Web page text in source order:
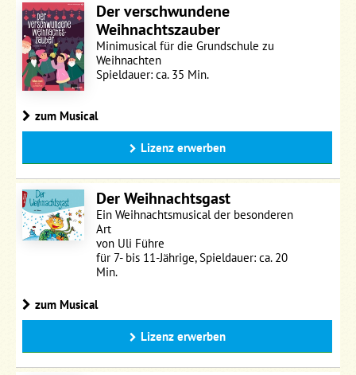
Der verschwundene
Weihnachtszauber
Minimusical für die Grundschule zu
Weihnachten
Spieldauer: ca. 35 Min.
zum Musical
Lizenz erwerben
Der Weihnachtsgast
Ein Weihnachtsmusical der besonderen
Art
von Uli Führe
für 7- bis 11-Jährige, Spieldauer: ca. 20
Min.
zum Musical
Lizenz erwerben